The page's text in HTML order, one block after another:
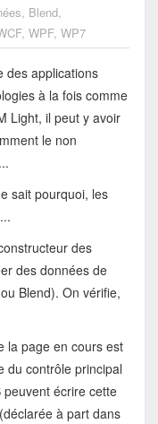
, Blend,
, WPF, WP7
des applications
à la fois comme
Light, il peut y avoir
le non
sait pourquoi, les
des
des données de
Blend). On vérifie,
la page en cours est
du contrôle principal
écrire cette
à part dans